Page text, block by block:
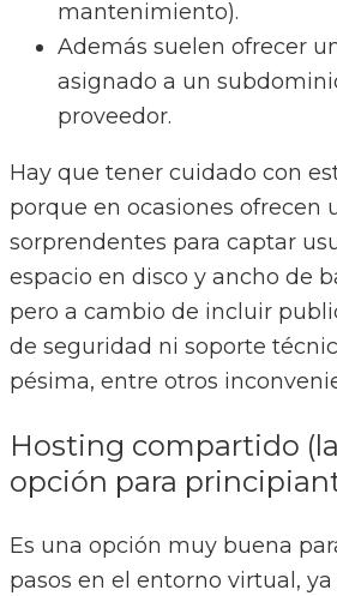
mantenimiento).
Además suelen ofrecer
asignado a un
proveedor.
Hay que tener cuidado con
porque en ocasiones ofrecen
sorprendentes para captar
espacio en disco y ancho de
pero a cambio de incluir
de seguridad ni soporte
pésima, entre otros
Hosting compartido
opción para
Es una opción muy buena
pasos en el entorno virtual, ya